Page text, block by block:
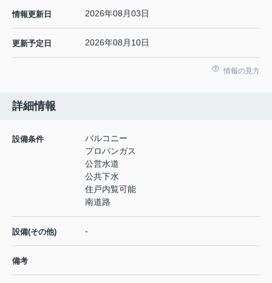
情報更新日 2026年08月03日
更新予定日 2026年08月10日
情報の見方
詳細情報
設備条件
バルコニー
プロパンガス
公営水道
公共下水
住戸内覧可能
南道路
設備(その他) -
備考